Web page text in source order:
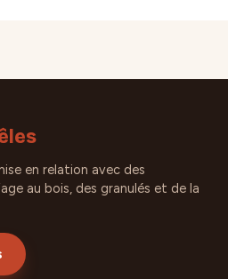
en relation avec des
au bois, des granulés et de la